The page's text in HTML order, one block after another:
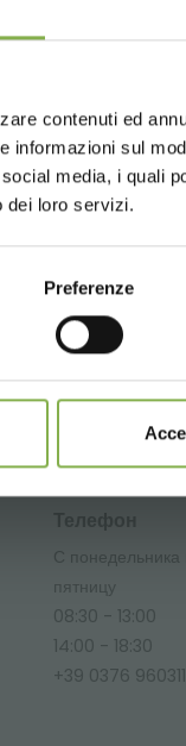
contenuti ed
informazioni sul
media, i quali
dei loro servizi.
Preferenze
russia, tvoy dom
поделиться
Телефон
С понедельника
пятницу
08:30 - 13:00
14:00 - 18:30
+39 0376 960311